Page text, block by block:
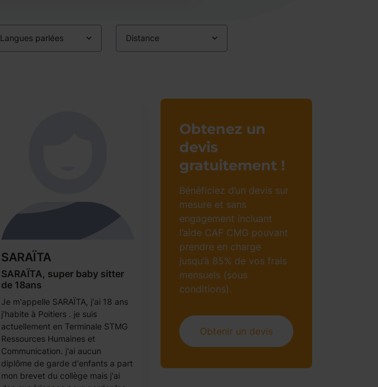
Langues parlées Distance
SARAÏTA
SARAÏTA, super baby sitter
de 18ans
Je m'appelle SARAÏTA, j'ai 18 ans
j'habite à Poitiers . je suis
actuellement en Terminale STMG
Ressources Humaines et
Communication. j'ai aucun
diplôme de garde d'enfants a part
mon brevet du collège mais j'ai
Obtenez un
devis
gratuitement !
Bénéficiez d’un devis sur
mesure et sans
engagement incluant
l’aide CAF CMG pouvant
prendre en charge
jusqu’à 85% de vos frais
mensuels (sous
conditions).
Obtenir un devis